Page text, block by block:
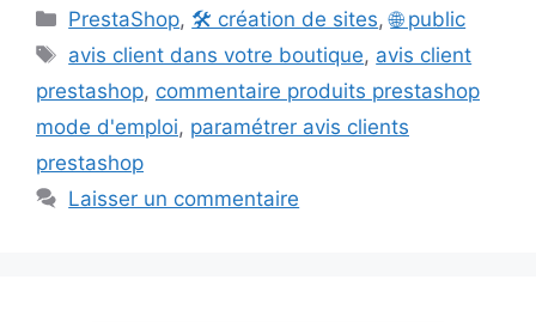
Catégories
PrestaShop, 🛠️ création de sites,🌐 public
Étiquettes
avis client dans votre boutique, avis client
prestashop, commentaire produits prestashop
mode d'emploi, paramétrer avis clients
prestashop
Laisser un commentaire